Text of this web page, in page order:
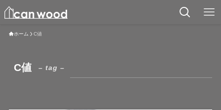
ホーム C値
C値 – tag –